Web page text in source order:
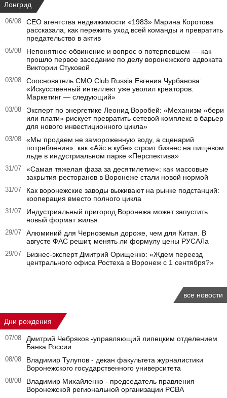
Лонгрид
06/08
CEO агентства недвижимости «1983» Марина Коротова
рассказала, как пережить уход всей команды и превратить
предательство в актив
05/08
Непонятное обвинение и вопрос о потерпевшем — как
прошло первое заседание по делу воронежского адвоката
Виктории Стуковой
03/08
Сооснователь CMO Club Russia Евгения Чурбанова:
«Искусственный интеллект уже уволил креаторов.
Маркетинг — следующий»
03/08
Эксперт по энергетике Леонид Воробей: «Механизм «бери
или плати» рискует превратить сетевой комплекс в барьер
для нового инвестиционного цикла»
03/08
«Мы продаем не замороженную воду, а сценарий
потребления»: как «Айс в кубе» строит бизнес на пищевом
льде в индустриальном парке «Перспектива»
31/07
«Самая тяжелая фаза за десятилетие»: как массовые
закрытия ресторанов в Воронеже стали новой нормой
31/07
Как воронежские заводы выживают на рынке подстанций:
кооперация вместо полного цикла
31/07
Индустриальный пригород Воронежа может запустить
новый формат жилья
29/07
Алюминий для Черноземья дороже, чем для Китая. В
августе ФАС решит, менять ли формулу цены РУСАЛа
29/07
Бизнес-эксперт Дмитрий Орищенко: «Ждем переезд
центрального офиса Ростеха в Воронеж с 1 сентября?»
все новости
Дни рождения
07/08
Дмитрий Чебряков -управляющий липецким отделением
Банка России
08/08
Владимир Тулупов - декан факультета журналистики
Воронежского государственного университета
08/08
Владимир Михайленко - председатель правления
Воронежской региональной организации РСВА